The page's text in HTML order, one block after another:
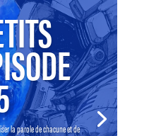
la parole de chacune et de